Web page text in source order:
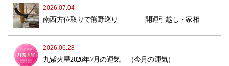
2026.07.04
南西方位取りで熊野巡り 開運引越し・家相
2026.06.28
九紫火星2026年7月の運気 （今月の運気）